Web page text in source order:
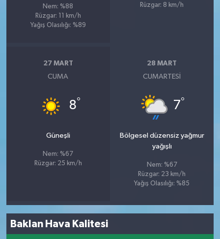
Nem: %88
Rüzgar: 11 km/h
Yağış Olasılığı: %89
Rüzgar: 8 km/h
27 MART
CUMA
8°
Güneşli
Nem: %67
Rüzgar: 25 km/h
28 MART
CUMARTESI
7°
Bölgesel düzensiz yağmur
yağışlı
Nem: %67
Rüzgar: 23 km/h
Yağış Olasılığı: %85
Baklan Hava Kalitesi